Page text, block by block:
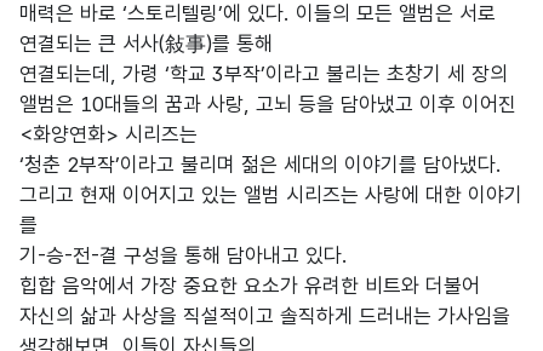
매력은 바로 ‘스토리텔링’에 있다. 이들의 모든 앨범은 서로
연결되는 큰 서사(敍事)를 통해
연결되는데, 가령 ‘학교 3부작’이라고 불리는 초창기 세 장의
앨범은 10대들의 꿈과 사랑, 고뇌 등을 담아냈고 이후 이어진
<화양연화> 시리즈는
‘청춘 2부작’이라고 불리며 젊은 세대의 이야기를 담아냈다.
그리고 현재 이어지고 있는 앨범 시리즈는 사랑에 대한 이야기
를
기-승-전-결 구성을 통해 담아내고 있다.
힙합 음악에서 가장 중요한 요소가 유려한 비트와 더불어
자신의 삶과 사상을 직설적이고 솔직하게 드러내는 가사임을
생각해보면, 이들이 자신들의